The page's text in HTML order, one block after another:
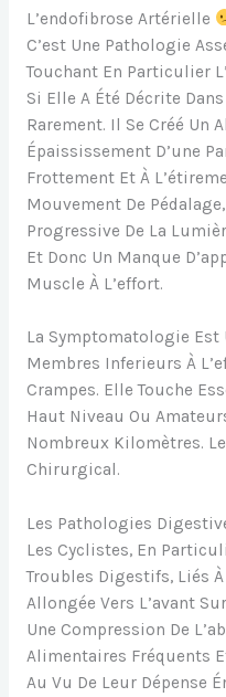
L’endofibrose Artérielle
C’est Une Pathologie
Touchant En Particulier
Si Elle A Été Décrite
Rarement. Il Se Créé Un
Épaississement D’une
Frottement Et À
Mouvement De
Progressive De La
Et Donc Un Manque
Muscle À L’effort.
La Symptomatologie Est
Membres Inferieurs À
Crampes. Elle Touche
Haut Niveau Ou
Nombreux Kilomètres.
Chirurgical.
Les Pathologies
Les Cyclistes, En
Troubles Digestifs, Liés
Allongée Vers L’avant
Une Compression De
Alimentaires Fréquents
Au Vu De Leur Dépense